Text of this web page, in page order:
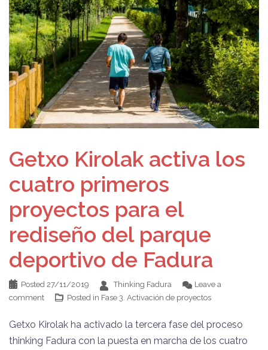
Getxo Kirolak activa los
cuatro primeros
proyectos para el
rediseño del parque
deportivo de Fadura
Posted 27/11/2019 Thinking Fadura
Leave a
comment
Posted in Fase 3. Activación de proyectos
Getxo Kirolak ha activado la tercera fase del proceso
thinking Fadura con la puesta en marcha de los cuatro